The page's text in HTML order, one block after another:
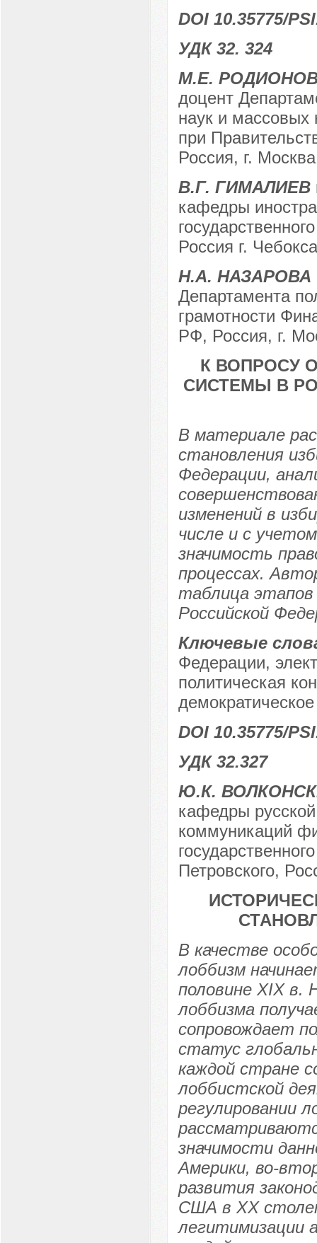
DOI 10.35775/
УДК 32. 324
М.Е.
доцент
наук и массовых
при
Россия, г. Москва
В.Г. ГИМАЛИЕВ
кафедры
Россия г.
Н.А. НАЗАРОВА
Департамента
грамотности
РФ, Россия, г.
К ВОПРОСУ
СИСТЕМЫ В
В материале
становления
Федерации,
изменений в
числе и с
значимость
процессах.
таблица
Российской
Ключевые
Федерации,
политическая
DOI 10.35775/
УДК 32.327
Ю.К.
кафедры
коммуникаций
Петровского,
В качестве
лоббизм
половине XIX в.
лоббизма
сопровождает
статус
каждой стране
лоббистской
регулировании
значимости
Америки, во-
развития
США в XX
легитимизации